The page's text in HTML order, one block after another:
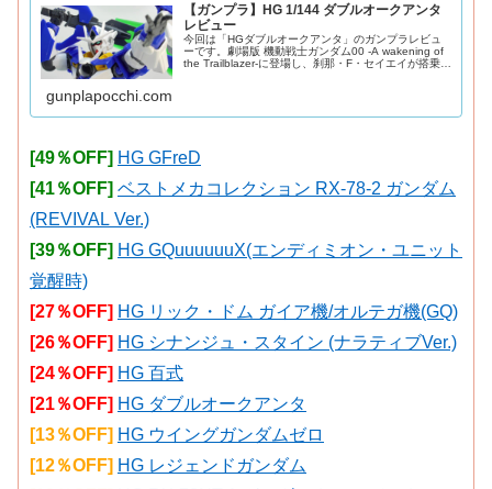
【ガンプラ】HG 1/144 ダブルオークアンタ
レビュー
今回は「HGダブルオークアンタ」のガンプラレビュ
ーです。劇場版 機動戦士ガンダム00 -A wakening of
the Trailblazer-に登場し、刹那・F・セイエイが搭乗し
gunplapocchi.com
[49％OFF] HG GFreD
[41％OFF] ベストメカコレクション RX-78-2 ガンダム
(REVIVAL Ver.)
[39％OFF] HG GQuuuuuuX(エンディミオン・ユニット
覚醒時)
[27％OFF] HG リック・ドム ガイア機/オルテガ機(GQ)
[26％OFF] HG シナンジュ・スタイン (ナラティブVer.)
[24％OFF] HG 百式
[21％OFF] HG ダブルオークアンタ
[13％OFF] HG ウイングガンダムゼロ
[12％OFF] HG レジェンドガンダム